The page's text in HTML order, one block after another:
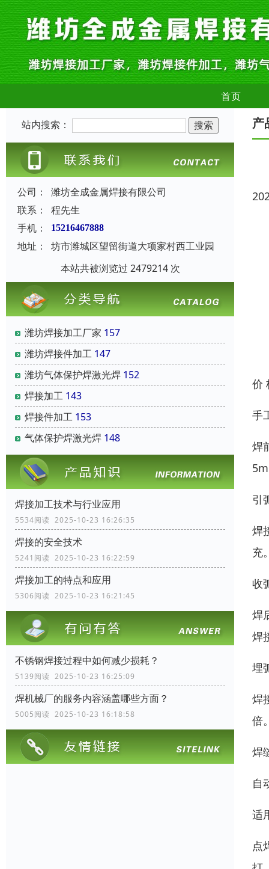
首页
站内搜索：
公司：
潍坊全成金属焊接有限公司
联系：
程先生
手机：
15216467888
地址：
坊市潍城区望留街道大项家村西工业园
本站共被浏览过 2479214 次
潍坊焊接加工厂家 157
潍坊焊接件加工 147
潍坊气体保护焊激光焊 152
焊接加工 143
焊接件加工 153
气体保护焊激光焊 148
焊接加工技术与行业应用
5534阅读 2025-10-23 16:26:35
焊接的安全技术
5241阅读 2025-10-23 16:22:59
焊接加工的特点和应用
5306阅读 2025-10-23 16:21:45
不锈钢焊接过程中如何减少损耗？
5139阅读 2025-10-23 16:25:09
焊机械厂的服务内容涵盖哪些方面？
5005阅读 2025-10-23 16:18:58
产
价
手
焊
引
焊
充
收
焊
焊
埋
焊
倍
焊
自
适
点